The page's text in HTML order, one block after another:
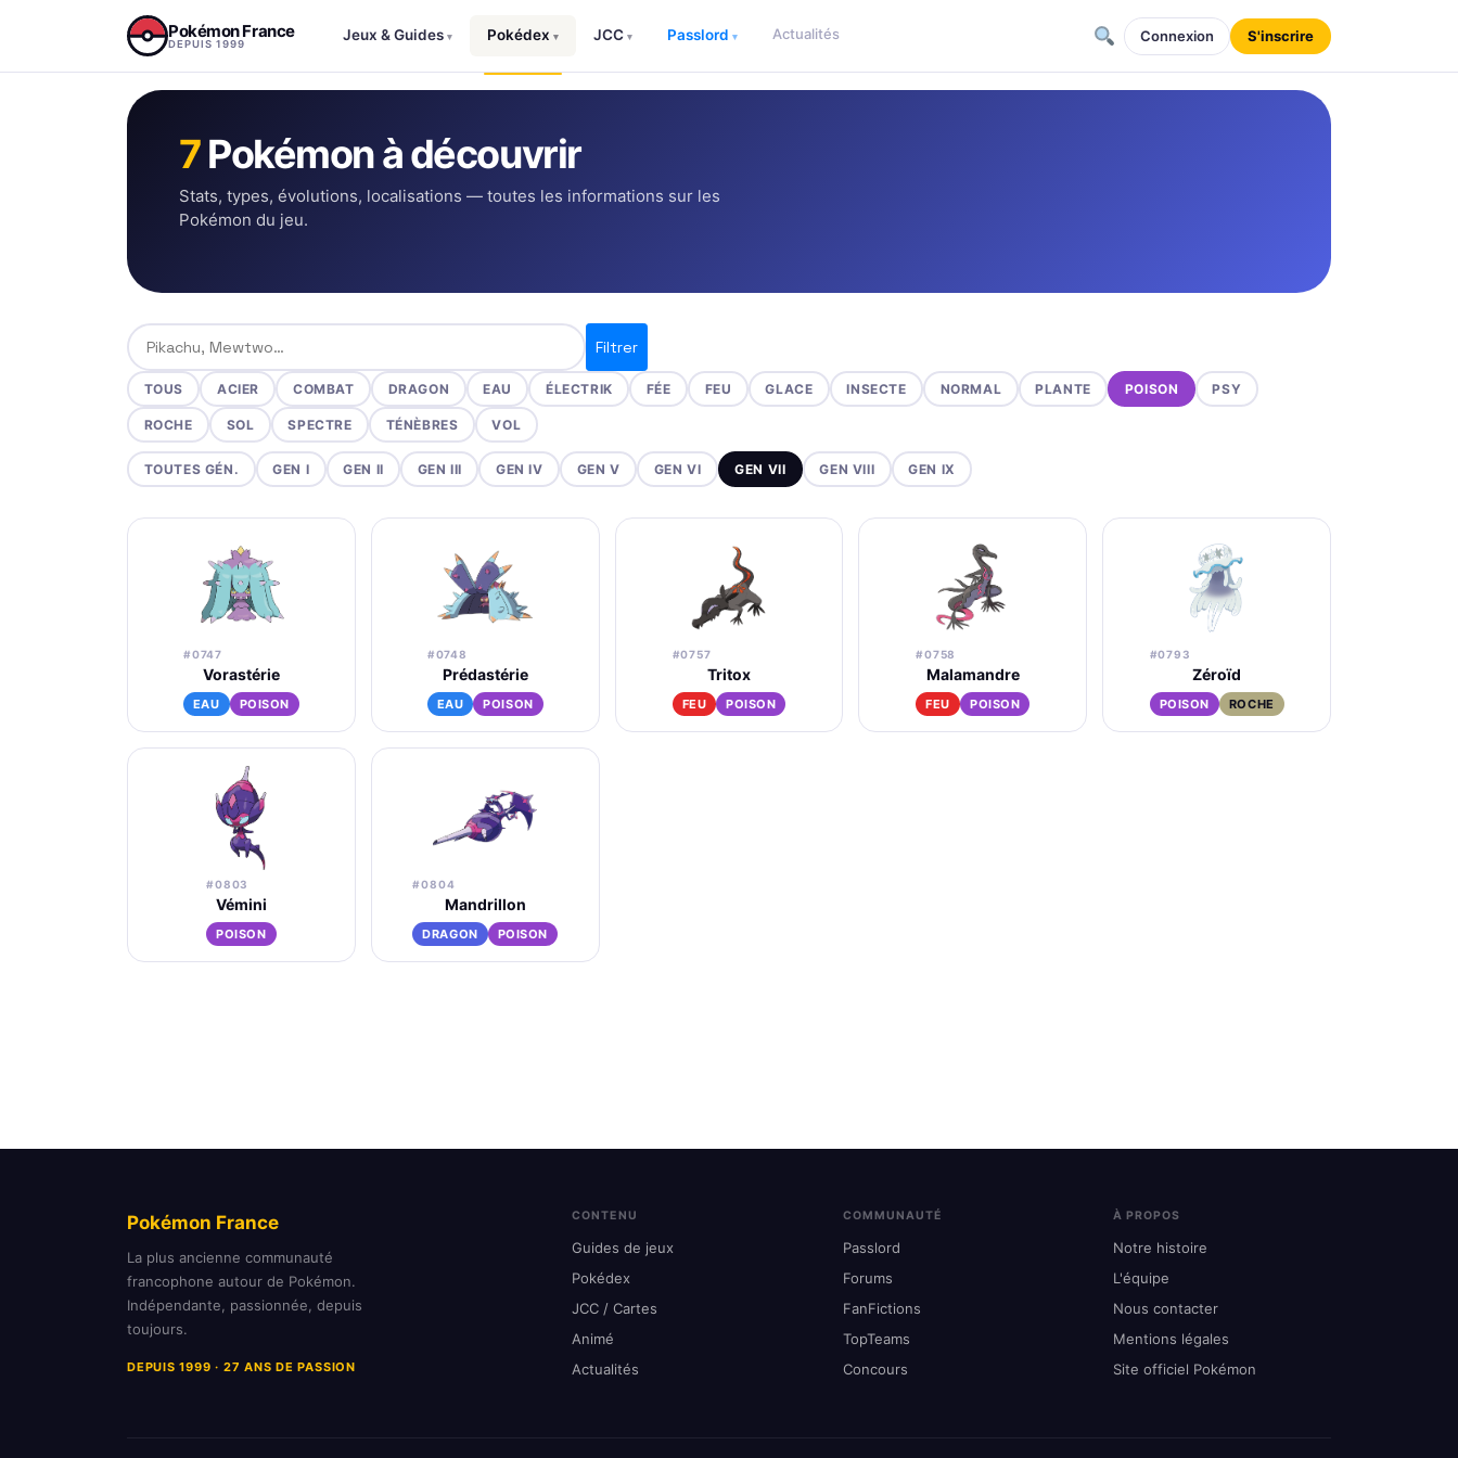
Pokémon France
DEPUIS 1999
Jeux & Guides ▾ Pokédex ▾ JCC ▾ Passlord ▾ Actualités Connexion S'inscrire
7Pokémon à découvrir
Stats, types, évolutions, localisations — toutes les informations sur les
Pokémon du jeu.
Rechercher un Pokémon
Filtrer
TOUS ACIER COMBAT DRAGON EAU ÉLECTRIK FÉE FEU GLACE INSECTE NORMAL PLANTE POISON PSY
ROCHE SOL SPECTRE TÉNÈBRES VOL
TOUTES GÉN. GEN I GEN II GEN III GEN IV GEN V GEN VI GEN VII GEN VIII GEN IX
#0747
Vorastérie
EAU POISON
#0748
Prédastérie
EAU POISON
#0757
Tritox
FEU POISON
#0758
Malamandre
FEU POISON
#0793
Zéroïd
POISON ROCHE
#0803
Vémini
POISON
#0804
Mandrillon
DRAGON POISON
Pokémon France
La plus ancienne communauté
francophone autour de Pokémon.
Indépendante, passionnée, depuis
toujours.
DEPUIS 1999 · 27 ANS DE PASSION
CONTENU
Guides de jeux
Pokédex
JCC / Cartes
Animé
Actualités
COMMUNAUTÉ
Passlord
Forums
FanFictions
TopTeams
Concours
À PROPOS
Notre histoire
L'équipe
Nous contacter
Mentions légales
Site officiel Pokémon